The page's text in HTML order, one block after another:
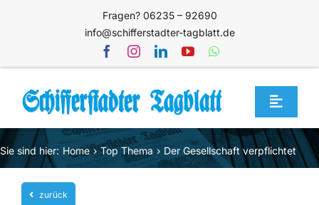
Fragen? 06235 – 92690
info@schifferstadter-tagblatt.de
Toggle
Home
Themen
Blog
Sie sind hier: Home Top Thema Der Gesellschaft verpflichtet
zurück